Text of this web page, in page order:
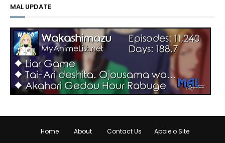
MAL UPDATE
Home About Contact Us Apoie o Site